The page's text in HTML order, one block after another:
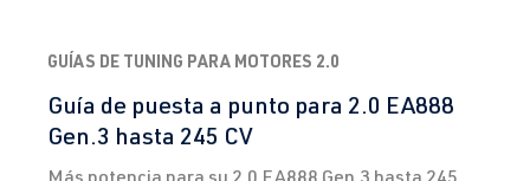
GUÍAS DE TUNING PARA MOTORES 2.0
Guía de puesta a punto para 2.0 EA888
Gen.3 hasta 245 CV
Más potencia para su 2.0 EA888 Gen.3 hasta 245